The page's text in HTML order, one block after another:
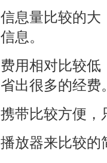
信息量比较的大
信息。
费用相对比较低
省出很多的经费
携带比较方便，
播放器来比较的